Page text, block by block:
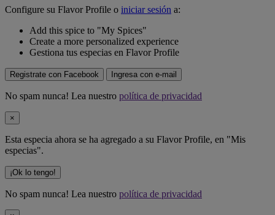
Configure su Flavor Profile o iniciar sesión a:
Add this spice to "My Spices"
Create a more personalized experience
Gestiona tus especias en Flavor Profile
Registrate con Facebook Ingresa con e-mail
No spam nunca! Lea nuestro política de privacidad
×
Esta especia ahora se ha agregado a su Flavor Profile, en "Mis
especias".
¡Ok lo tengo!
No spam nunca! Lea nuestro política de privacidad